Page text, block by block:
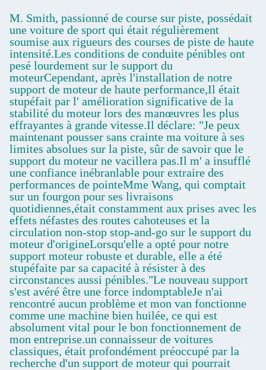
M. Smith, passionné de course sur piste, possédait
une voiture de sport qui était régulièrement
soumise aux rigueurs des courses de piste de haute
intensité.Les conditions de conduite pénibles ont
pesé lourdement sur le support du
moteurCependant, après l'installation de notre
support de moteur de haute performance,Il était
stupéfait par l' amélioration significative de la
stabilité du moteur lors des manœuvres les plus
effrayantes à grande vitesse.Il déclare: "Je peux
maintenant pousser sans crainte ma voiture à ses
limites absolues sur la piste, sûr de savoir que le
support du moteur ne vacillera pas.Il m' a insufflé
une confiance inébranlable pour extraire des
performances de pointeMme Wang, qui comptait
sur un fourgon pour ses livraisons
quotidiennes,était constamment aux prises avec les
effets néfastes des routes cahoteuses et la
circulation non-stop stop-and-go sur le support du
moteur d'origineLorsqu'elle a opté pour notre
support moteur robuste et durable, elle a été
stupéfaite par sa capacité à résister à des
circonstances aussi pénibles."Le nouveau support
s'est avéré être une force indomptableJe n'ai
rencontré aucun problème et mon van fonctionne
comme une machine bien huilée, ce qui est
absolument vital pour le bon fonctionnement de
mon entreprise.un connaisseur de voitures
classiques, était profondément préoccupé par la
recherche d'un support de moteur qui pourrait